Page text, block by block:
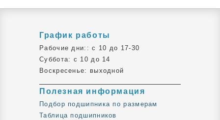
График работы
Рабочие дни:: c 10 до 17-30
Суббота: c 10 до 14
Воскресенье: выходной
Полезная информация
Подбор подшипника по размерам
Таблица подшипников